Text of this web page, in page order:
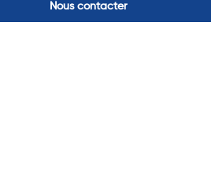
Nous contacter
45 avenue Winston Churchill, Louviers, France
Pont-Audemer